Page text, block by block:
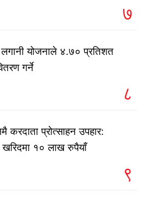
७
लगानी योजनाले ४.७० प्रतिशत
गर्ने
८
करदाता प्रोत्साहन उपहार:
१० लाख रुपैयाँ
९